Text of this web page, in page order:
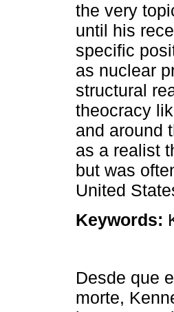
the very
until his
specific
as nuclear
structural
theocracy
and around
as a realist
but was
United
Keywords:
Desde que
morte,